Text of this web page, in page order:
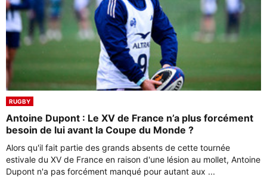
RUGBY
Antoine Dupont : Le XV de France n’a plus forcément
besoin de lui avant la Coupe du Monde ?
Alors qu'il fait partie des grands absents de cette tournée
estivale du XV de France en raison d'une lésion au mollet, Antoine
Dupont n'a pas forcément manqué pour autant aux ...